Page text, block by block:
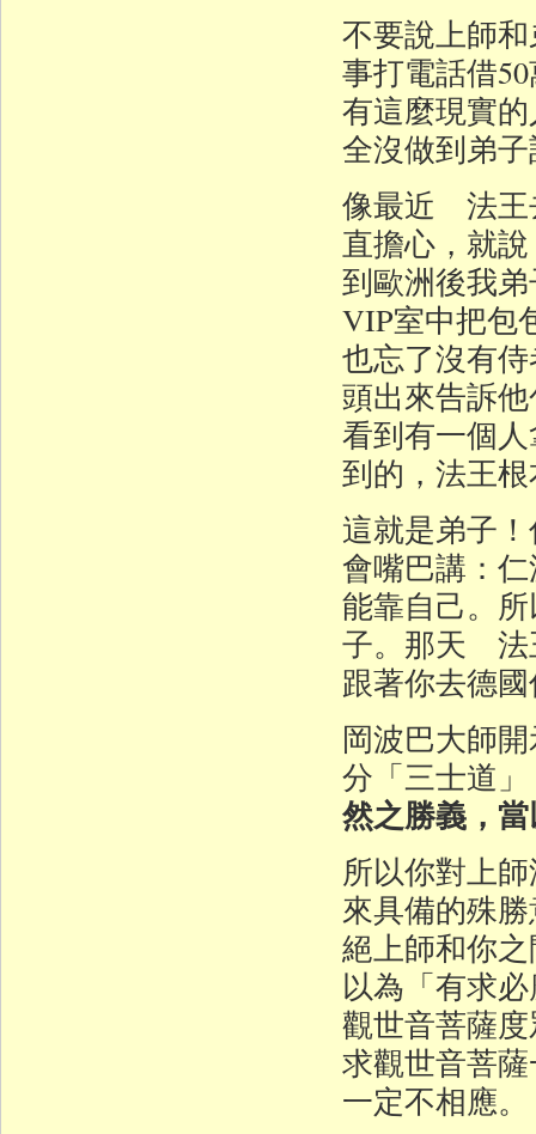
不要說上師
事打電話借
有這麼現實
全沒做到弟
像最近 法王
直擔心，就
到歐洲後我
VIP室中把包
也忘了沒有
頭出來告訴
看到有一個
到的，法王
這就是弟子
會嘴巴講：
能靠自己。
子。那天 法
跟著你去德
岡波巴大師
分「三士道
然之勝義，
所以你對上
來具備的殊
絕上師和你
以為「有求
觀世音菩薩
求觀世音菩
一定不相應。